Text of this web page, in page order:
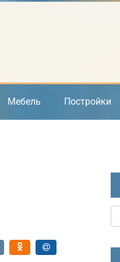
Мебель Постройки